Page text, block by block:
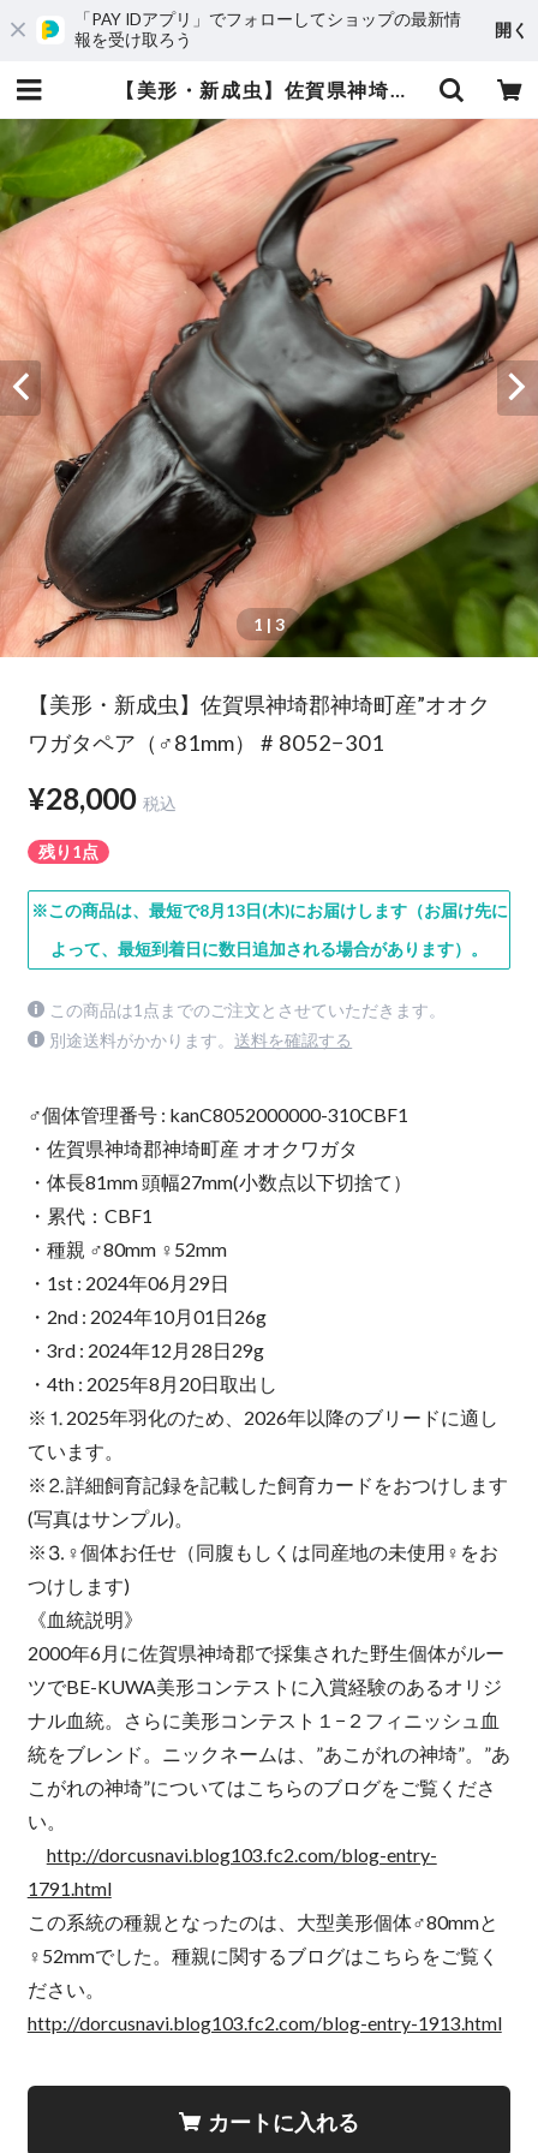
「PAY IDアプリ」でフォローしてショップの最新情
報を受け取ろう
開く
【美形・新成虫】佐賀県神埼郡神埼町産”オオクワガタペア（♂81mm） # 8052−301 | Dorcus NAVI ショップ
1 | 3
【美形・新成虫】佐賀県神埼郡神埼町産”オオク
ワガタペア（♂81mm） # 8052−301
¥28,000 税込
残り1点
※この商品は、最短で8月13日(木)にお届けします（お届け先に
よって、最短到着日に数日追加される場合があります）。
この商品は1点までのご注文とさせていただきます。
別途送料がかかります。 送料を確認する
♂個体管理番号 : kanC8052000000-310CBF1
・佐賀県神埼郡神埼町産 オオクワガタ
・体長81mm 頭幅27mm(小数点以下切捨て）
・累代：CBF1
・種親 ♂80mm ♀52mm
・1st : 2024年06月29日
・2nd : 2024年10月01日26g
・3rd : 2024年12月28日29g
・4th : 2025年8月20日取出し
※⒈2025年羽化のため、2026年以降のブリードに適し
ています。
※⒉詳細飼育記録を記載した飼育カードをおつけします
(写真はサンプル)。
※⒊♀個体お任せ（同腹もしくは同産地の未使用♀をお
つけします)
《血統説明》
2000年6月に佐賀県神埼郡で採集された野生個体がルー
ツでBE-KUWA美形コンテストに入賞経験のあるオリジ
ナル血統。さらに美形コンテスト１−２フィニッシュ血
統をブレンド。ニックネームは、”あこがれの神埼”。”あ
こがれの神埼”についてはこちらのブログをご覧くださ
い。
http://dorcusnavi.blog103.fc2.com/blog-entry-
1791.html
この系統の種親となったのは、大型美形個体♂80mmと
♀52mmでした。種親に関するブログはこちらをご覧く
ださい。
http://dorcusnavi.blog103.fc2.com/blog-entry-1913.html
カートに入れる